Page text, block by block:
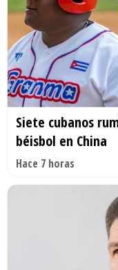
Siete cubanos
béisbol en China
Hace 7 horas